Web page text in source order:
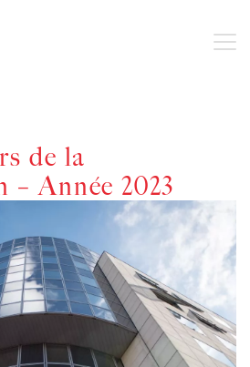
de la
Année 2023